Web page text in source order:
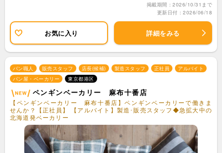
掲載期間：2026/10/31まで
更新日付：2026/06/18
お気に入り 詳細をみる
パン職人 販売スタッフ 店長(候補) 製造スタッフ 正社員
アルバイト
パン屋・ベーカリー
東京都港区
ペンギンベーカリー 麻布十番店
【ペンギンベーカリー 麻布十番店】ペンギンベーカリーで働きま
せんか？【正社員】 【アルバイト】製造･販売スタッフ◆急拡大中の
北海道発ベーカリー